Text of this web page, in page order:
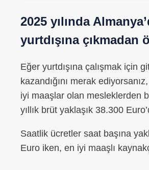
2025 yılında
yurtdışına
Eğer yurtdışına çalışmak için
kazandığını merak
iyi maaşlar olan mesleklerden
yıllık brüt yaklaşık 38.300
Saatlik ücretler saat başına
Euro iken, en iyi maaşlı